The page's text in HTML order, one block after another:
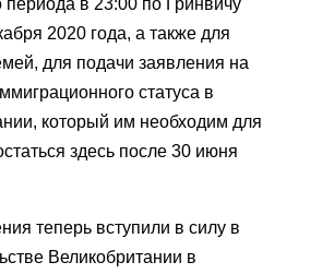
периода в 23:00 по Гринвичу
2020 года, а также для
для подачи заявления на
статуса в
который им необходим для
здесь после 30 июня
теперь вступили в силу в
Великобритании в